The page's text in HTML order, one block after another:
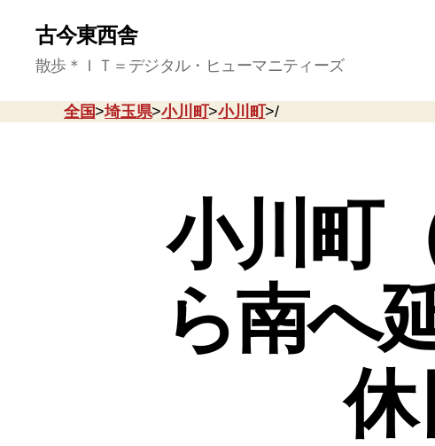
古今東西舎
散歩＊ＩＴ＝デジタル・ヒューマニティーズ
全国>埼玉県>小川町>小川町>/
小川町
ら南へ
休